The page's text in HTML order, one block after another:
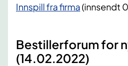
Innspill fra firma(innsendt
Bestillerforum for
(14.02.2022)